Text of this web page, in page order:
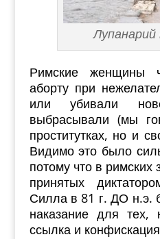
Римские женщины
аборту при
или убивали
выбрасывали (мы
проститутках, но и
Видимо это было
потому что в римских
принятых
Силла в 81 г. ДО н.э.
наказание для тех,
ссылка и